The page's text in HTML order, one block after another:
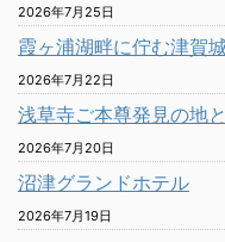
2026年7月25日
霞ヶ浦湖畔に佇む津賀
2026年7月22日
浅草寺ご本尊発見の地
2026年7月20日
沼津グランドホテル
2026年7月19日